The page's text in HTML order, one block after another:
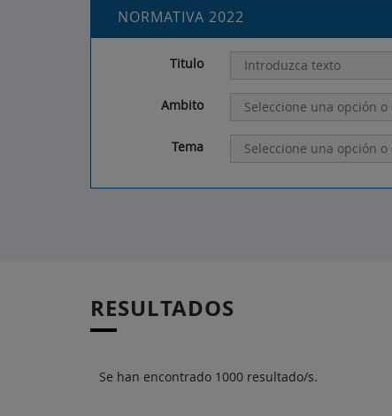
NORMATIVA 2022
Titulo
Ambito
Tema
RESULTADOS
Se han encontrado 1000 resultado/s.